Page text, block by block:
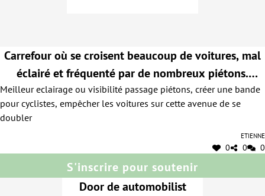
Carrefour où se croisent beaucoup de voitures, mal
éclairé et fréquenté par de nombreux piétons.
Absence dans le sens vers Av Vandervelde bande
pour vélos, certains cyclistes roulent du coup sur les
Meilleur eclairage ou visibilité passage piétons, créer une bande
pour cyclistes, empêcher les voitures sur cette avenue de se
doubler
Etienne
0 0 0
S'inscrire pour soutenir
Door de automobilist